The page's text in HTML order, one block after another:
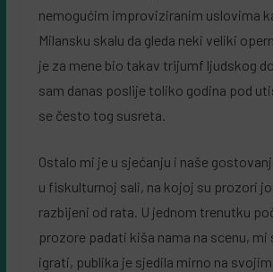
nemogućim improviziranim uslovima
Milansku skalu da gleda neki veliki
je za mene bio takav trijumf ljudskog
sam danas poslije toliko godina pod
se često tog susreta.
Ostalo mi je u sjećanju i naše
u fiskulturnoj sali, na kojoj su prozori
razbijeni od rata. U jednom trenutku
prozore padati kiša nama na scenu,
igrati, publika je sjedila mirno na